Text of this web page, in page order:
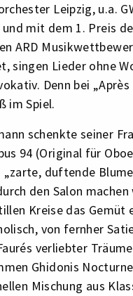
Leipzig, u.a.
mit dem 1. Preis
ARD
singen Lieder ohne
Denn bei „Après
im Spiel.
schenkte seiner
94 (Original für
„zarte, duftende
den Salon machen
Kreise das Gemüt
von fernher
verliebter
Ghidonis
Mischung aus